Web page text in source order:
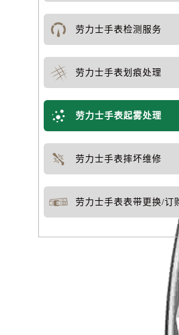
劳力士手表检测服务
劳力士手表划痕处理
劳力士手表起雾处理
劳力士手表摔坏维修
劳力士手表表带更换/订